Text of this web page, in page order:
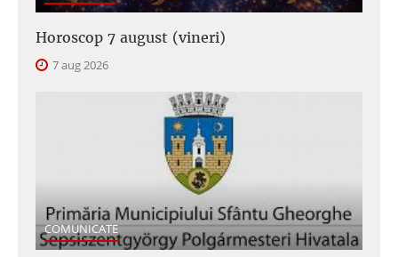
Horoscop 7 august (vineri)
7 aug 2026
COMUNICATE